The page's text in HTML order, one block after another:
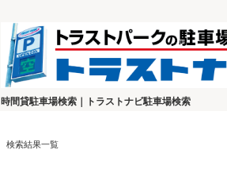
時間貸駐車場検索｜トラストナビ駐車場検索
検索結果一覧